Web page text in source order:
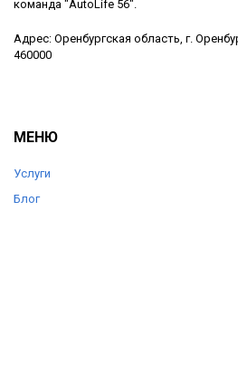
команда "AutoLife 56".
Адрес: Оренбургская область, г.
460000
МЕНЮ
Услуги
Блог